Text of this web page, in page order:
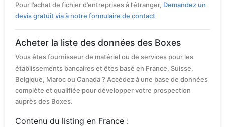
Pour l’achat de fichier d’entreprises à l’étranger, Demandez un
devis gratuit via à notre formulaire de contact
Acheter la liste des données des Boxes
Vous êtes fournisseur de matériel ou de services pour les
établissements bancaires et êtes basé en France, Suisse,
Belgique, Maroc ou Canada ? Accédez à une base de données
complète et qualifiée pour développer votre prospection
auprès des Boxes.
Contenu du listing en France :